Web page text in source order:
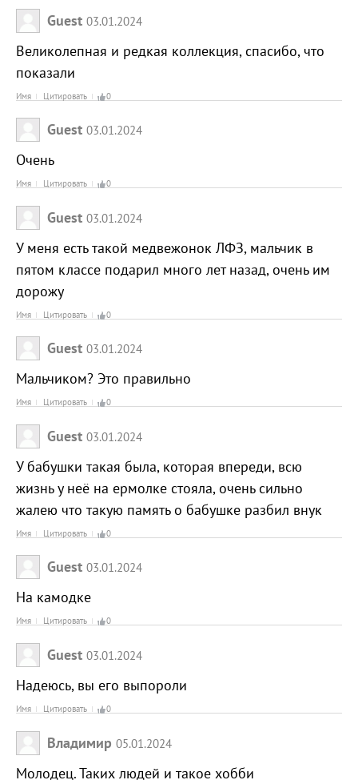
Guest 03.01.2024
Великолепная и редкая коллекция, спасибо, что
показали
Имя Цитировать 0
Guest 03.01.2024
Очень
Имя Цитировать 0
Guest 03.01.2024
У меня есть такой медвежонок ЛФЗ, мальчик в
пятом классе подарил много лет назад, очень им
дорожу
Имя Цитировать 0
Guest 03.01.2024
Мальчиком? Это правильно
Имя Цитировать 0
Guest 03.01.2024
У бабушки такая была, которая впереди, всю
жизнь у неё на ермолке стояла, очень сильно
жалею что такую память о бабушке разбил внук
Имя Цитировать 0
Guest 03.01.2024
На камодке
Имя Цитировать 0
Guest 03.01.2024
Надеюсь, вы его выпороли
Имя Цитировать 0
Владимир 05.01.2024
Молодец. Таких людей и такое хобби